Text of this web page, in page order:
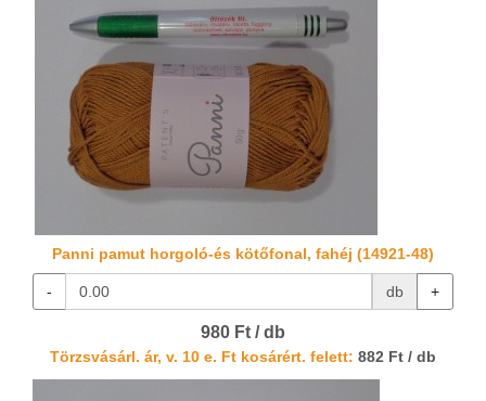
Panni pamut horgoló-és kötőfonal, fahéj (14921-48)
- db +
980 Ft / db
Törzsvásárl. ár, v. 10 e. Ft kosárért. felett: 882 Ft / db